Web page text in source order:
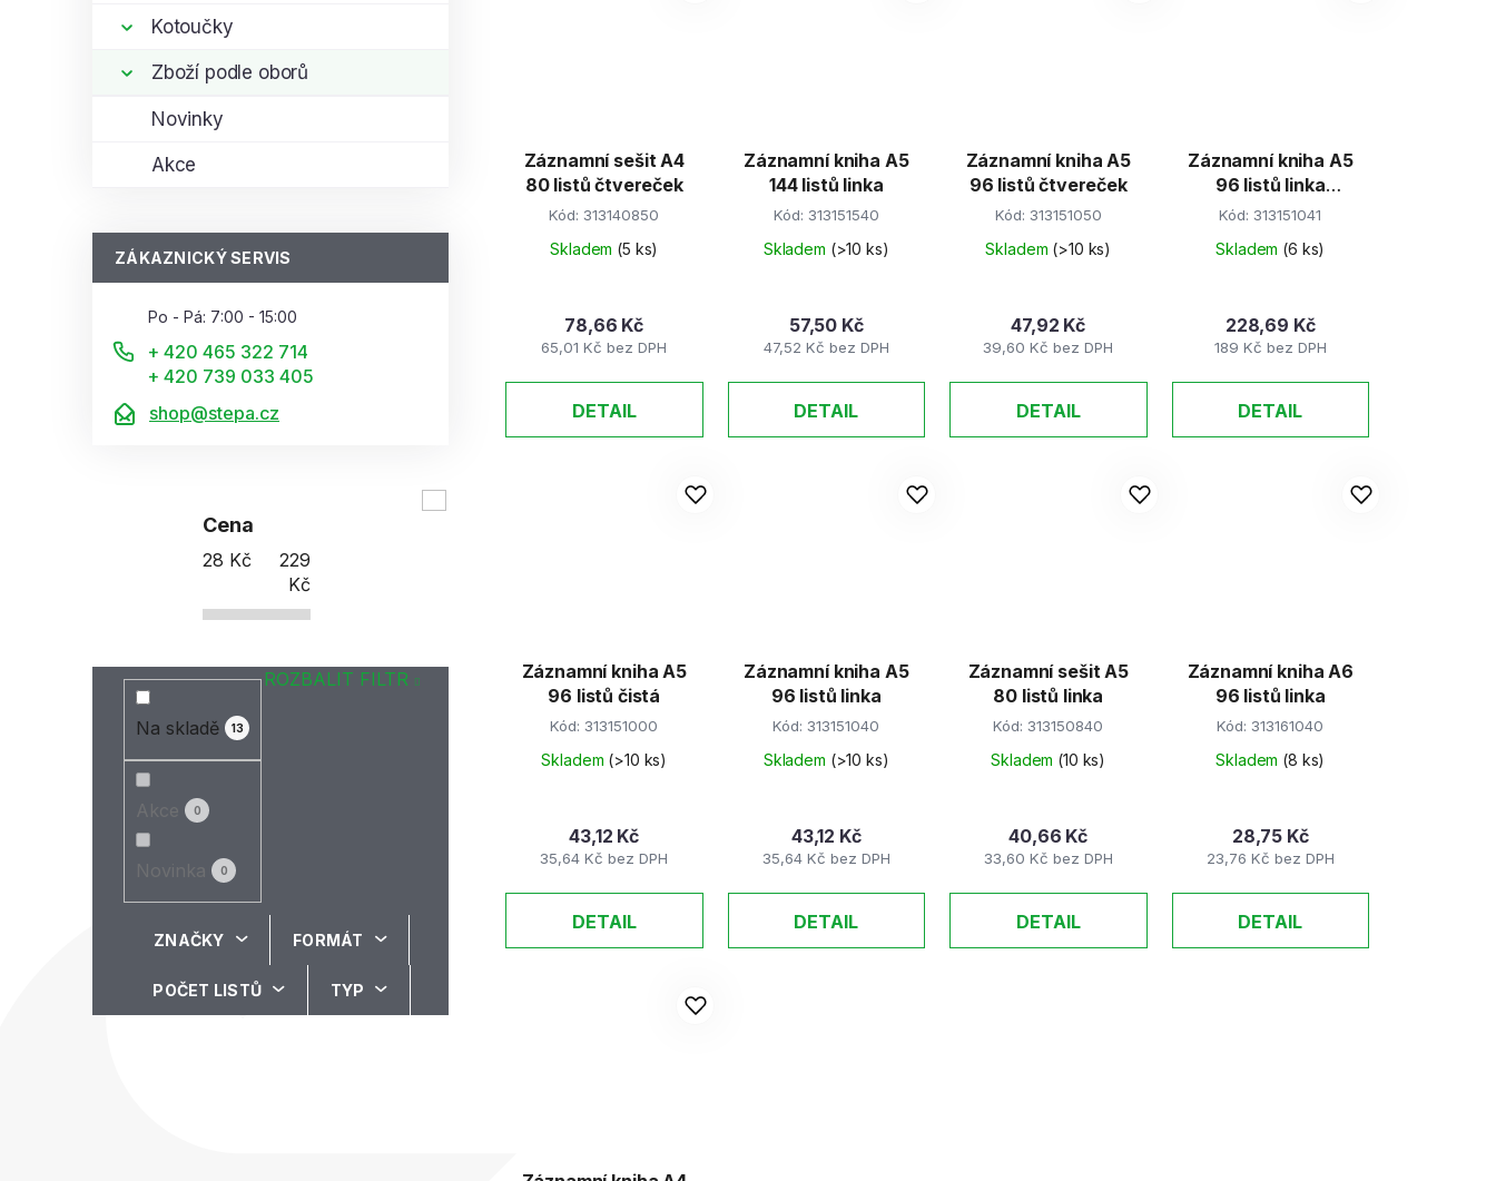
Kotoučky
Zboží podle oborů
Novinky
Akce
ZÁKAZNICKÝ SERVIS
Po - Pá: 7:00 - 15:00
+ 420 465 322 714
+ 420 739 033 405
shop@stepa.cz
Cena
28 Kč
229
Kč
Na skladě 13
0
0
ROZBALIT FILTR
ZNAČKY FORMÁT
POČET LISTŮ TYP
Záznamní sešit A4
80 listů čtvereček
Kód:313140850
Skladem (5 ks)
65,01 Kč bez DPH
78,66 Kč
DETAIL
Záznamní kniha A5
144 listů linka
Kód: 313151540
Skladem (>10 ks)
47,52 Kč bez DPH
57,50 Kč
DETAIL
Záznamní kniha A5
96 listů čtvereček
Kód: 313151050
Skladem (>10 ks)
39,60 Kč bez DPH
47,92 Kč
DETAIL
Záznamní kniha A5
96 listů linka
(abecední rejstřík)
Kód:313151041
Skladem (6 ks)
189 Kč bez DPH
228,69 Kč
DETAIL
Záznamní kniha A5
96 listů čistá
Kód:313151000
Skladem (>10 ks)
35,64 Kč bez DPH
43,12 Kč
DETAIL
Záznamní kniha A5
96 listů linka
Kód:313151040
Skladem (>10 ks)
35,64 Kč bez DPH
43,12 Kč
DETAIL
Záznamní sešit A5
80 listů linka
Kód:313150840
Skladem (10 ks)
33,60 Kč bez DPH
40,66 Kč
DETAIL
Záznamní kniha A6
96 listů linka
Kód:313161040
Skladem (8 ks)
23,76 Kč bez DPH
28,75 Kč
DETAIL